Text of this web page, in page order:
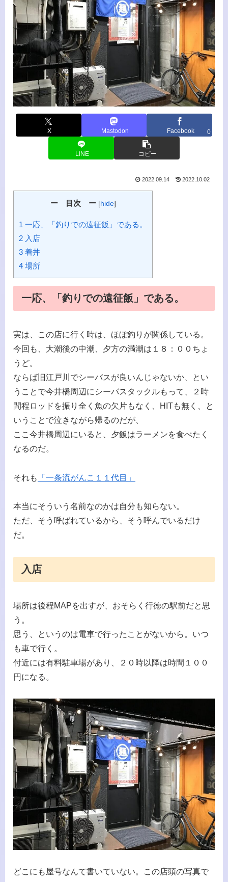
X Mastodon Facebook 0
LINE コピー
2022.09.14 2022.10.02
ー 目次 ー [hide]
1 一応、「釣りでの遠征飯」である。
2 入店
3 着丼
4 場所
一応、「釣りでの遠征飯」である。
実は、この店に行く時は、ほぼ釣りが関係している。
今回も、大潮後の中潮、夕方の満潮は１８：００ちょ
うど。
ならば旧江戸川でシーバスが良いんじゃないか、とい
うことで今井橋周辺にシーバスタックルもって、２時
間程ロッドを振り全く魚の欠片もなく、HITも無く、と
いうことで泣きながら帰るのだが、
ここ今井橋周辺にいると、夕飯はラーメンを食べたく
なるのだ。
それも 「一条流がんこ１１代目」
本当にそういう名前なのかは自分も知らない。
ただ、そう呼ばれているから、そう呼んでいるだけ
だ。
入店
場所は後程MAPを出すが、おそらく行徳の駅前だと思
う。
思う、というのは電車で行ったことがないから。いつ
も車で行く。
付近には有料駐車場があり、２０時以降は時間１００
円になる。
どこにも屋号なんて書いていない。この店頭の写真で